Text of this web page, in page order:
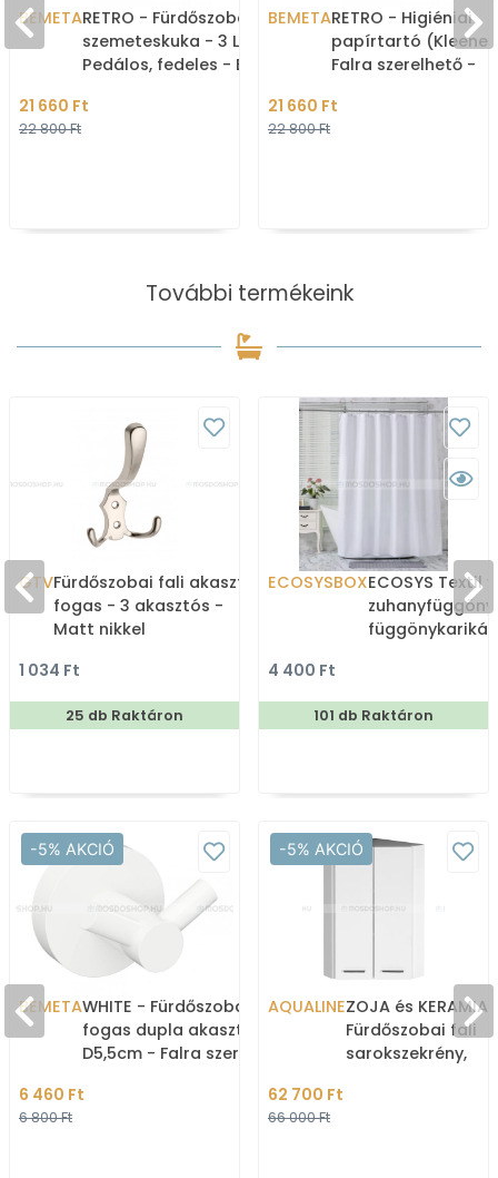
BEMETARETRO - Fürdőszobai
szemeteskuka - 3 L -
Pedálos, fedeles - Bronz
21 660 Ft
22 800 Ft
BEMETARETRO - Higiéniai
papírtartó
Falra szerelhető -
Bronz színű rozsd
21 660 Ft
22 800 Ft
További termékeink
GTVFürdőszobai fali akasztó,
fogas - 3 akasztós -
Matt nikkel
1 034 Ft
25 db Raktáron
ECOSYSBOXECOSYS Textil
zuhanyfüggöny
4 400 Ft
101 db Raktáron
-5% AKCIÓ
BEMETAWHITE - Fürdőszobai
fogas dupla akasztóval,
D5,5cm - Falra szerelhető
6 460 Ft
6 800 Ft
-5% AKCIÓ
AQUALINEZOJA és KERAMIA
Fürdőszobai fali
sarokszekrény,
62 700 Ft
66 000 Ft